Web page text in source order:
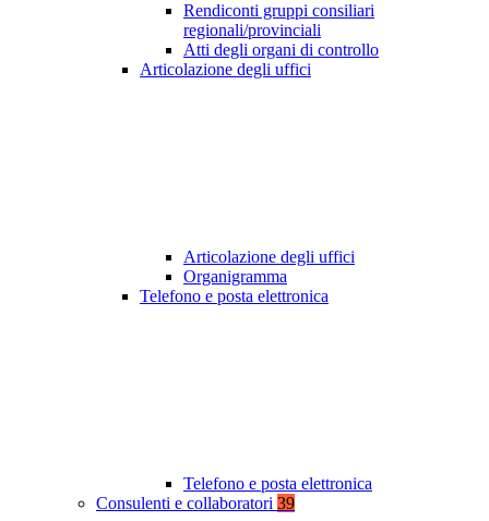
Rendiconti gruppi consiliari
regionali/provinciali
Atti degli organi di controllo
Articolazione degli uffici
Articolazione degli uffici
Organigramma
Telefono e posta elettronica
Telefono e posta elettronica
Consulenti e collaboratori 39